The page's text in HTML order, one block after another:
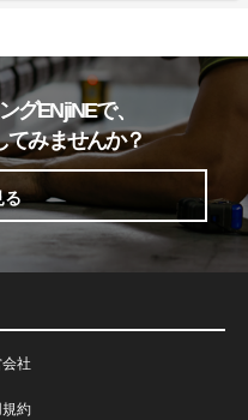
グENjiNEで、
てみませんか？
る
社
約